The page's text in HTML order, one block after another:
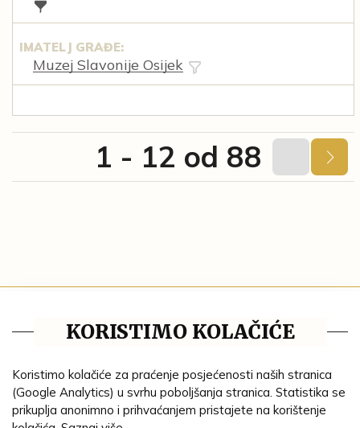
IMATELJ GRAĐE:
Muzej Slavonije Osijek
1 - 12 od 88
Pravila privatnosti
Tematske cjeline
Impresum
KORISTIMO KOLAČIĆE
Koristimo kolačiće za praćenje posjećenosti naših stranica
(Google Analytics) u svrhu poboljšanja stranica. Statistika se
prikuplja anonimno i prihvaćanjem pristajete na korištenje